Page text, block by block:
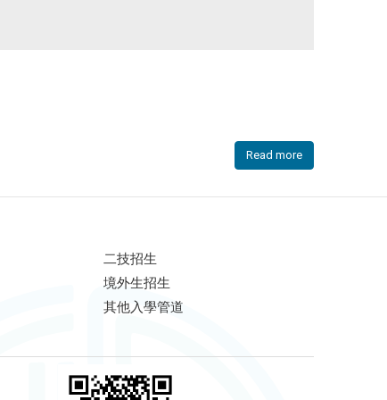
Read more
二技招生
境外生招生
其他入學管道